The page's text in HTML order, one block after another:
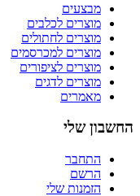
מבצעים
מוצרים לכלבים
מוצרים לחתולים
מוצרים למכרסמים
מוצרים לציפורים
מוצרים לדגים
מאמרים
החשבון שלי
התחבר
הרשם
הזמנות שלי